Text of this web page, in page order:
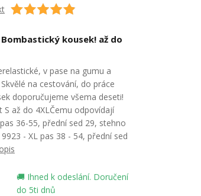
kousek! až do
v pase na gumu a
na cestování, do práce
doporučujeme všema deseti!
S až do 4XLČemu odpovídají
36-55, přední sed 29, stehno
- XL pas 38 - 54, přední sed
🚚 Ihned k odeslání. Doručení
do 5ti dnů